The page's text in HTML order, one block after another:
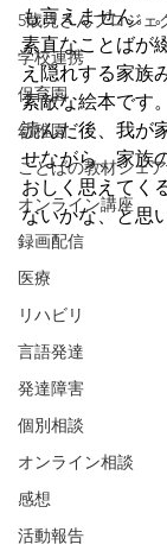
5歳児さんプロジェ
学校連携
保育園
幼稚園
ことばの教材シェ
オンライン講座
録画配信
医療
リハビリ
言語発達
発達障害
個別相談
オンライン相談
感想
活動報告
も言えません。
素直なことばが
え隠れする家族
素敵な絵本です。
読んだ後、我が
せながら、家族
おしく思えてく
ないかな、と思